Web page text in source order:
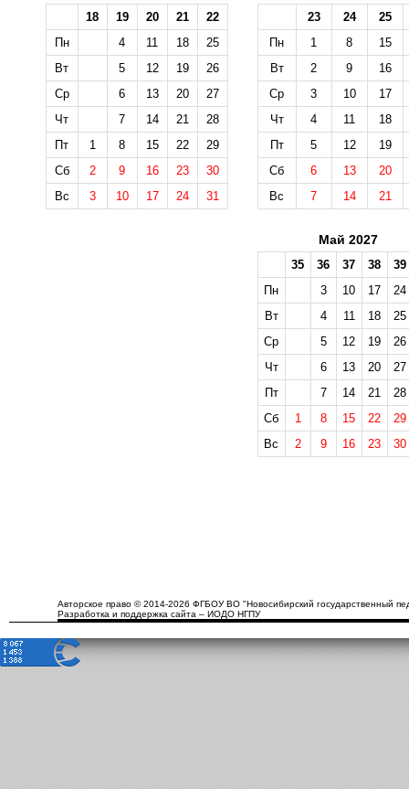
18 19 20 21
22
Пн
4 11 18
25
Вт
5 12 19
26
Ср
6 13 20
27
Чт
7 14 21
28
Пт
1 8 15 22
29
Сб
2 9 16 23
30
Вс
3 10 17 24 31
23 24
25
Пн
1 8
15
Вт
2 9
16
Ср
3 10
17
Чт
4 11
18
Пт
5 12
19
Сб
6 13
20
Вс
7 14 21
Май 2027
35 36 37 38
39
Пн
3 10 17
24
Вт
4 11 18
25
Ср
5 12 19
26
Чт
6 13 20
27
Пт
7 14 21
28
Сб
1 8 15 22
29
Вс
2 9 16 23 30
Авторское право © 2014-2026 ФГБОУ ВО "Новосибирский государственный
Разработка и поддержка сайта – ИОДО НГПУ